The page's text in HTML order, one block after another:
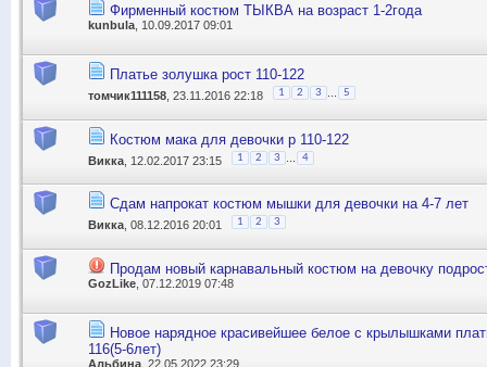
Фирменный костюм ТЫКВА на возраст 1-2года
kunbula , 10.09.2017 09:01
Платье золушка рост 110-122
томчик111158 , 23.11.2016 22:18 1 2 3 5
Костюм мака для девочки р 110-122
Викка , 12.02.2017 23:15 1 2 3 4
Сдам напрокат костюм мышки для девочки на 4-7 лет
Викка , 08.12.2016 20:01 1 2 3
Продам новый карнавальный костюм на девочку
GozLike , 07.12.2019 07:48
Новое нарядное красивейшее белое с крылышками
116(5-6лет)
Альбина , 22.05.2022 23:29